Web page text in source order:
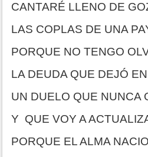
CANTARÉ LLENO DE
LAS COPLAS DE UNA
PORQUE NO TENGO
LA DEUDA QUE DEJÓ
UN DUELO QUE NUNCA
Y QUE VOY A
PORQUE EL ALMA